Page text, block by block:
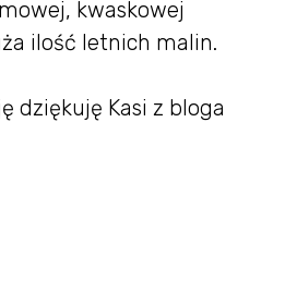
kwaskowej
ilość letnich malin.
dziękuję Kasi z bloga